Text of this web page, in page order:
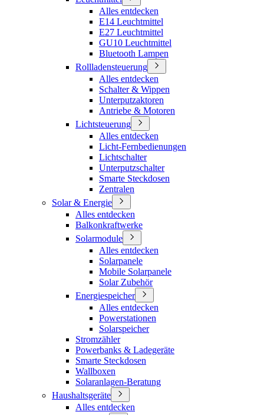
Alles entdecken
E14 Leuchtmittel
E27 Leuchtmittel
GU10 Leuchtmittel
Bluetooth Lampen
Rollladensteuerung
Alles entdecken
Schalter & Wippen
Unterputzaktoren
Antriebe & Motoren
Lichtsteuerung
Alles entdecken
Licht-Fernbedienungen
Lichtschalter
Unterputzschalter
Smarte Steckdosen
Zentralen
Solar & Energie
Alles entdecken
Balkonkraftwerke
Solarmodule
Alles entdecken
Solarpanele
Mobile Solarpanele
Solar Zubehör
Energiespeicher
Alles entdecken
Powerstationen
Solarspeicher
Stromzähler
Powerbanks & Ladegeräte
Smarte Steckdosen
Wallboxen
Solaranlagen-Beratung
Haushaltsgeräte
Alles entdecken